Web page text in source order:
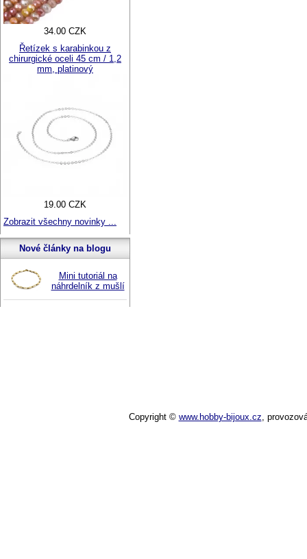
34.00 CZK
Řetízek s karabinkou z
chirurgické oceli 45 cm / 1,2
mm, platinový
19.00 CZK
Zobrazit všechny novinky ...
Nové články na blogu
Mini tutoriál na
náhrdelník z mušlí
Copyright © www.hobby-bijoux.cz